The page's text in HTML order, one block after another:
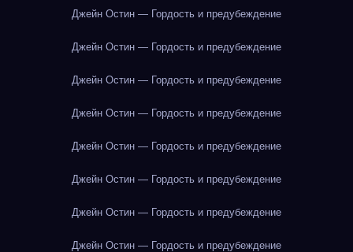
Джейн Остин — Гордость и предубеждение
Джейн Остин — Гордость и предубеждение
Джейн Остин — Гордость и предубеждение
Джейн Остин — Гордость и предубеждение
Джейн Остин — Гордость и предубеждение
Джейн Остин — Гордость и предубеждение
Джейн Остин — Гордость и предубеждение
Джейн Остин — Гордость и предубеждение